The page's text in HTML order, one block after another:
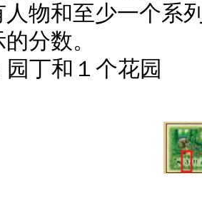
物和至少一个系
分数。
丁和１个花园